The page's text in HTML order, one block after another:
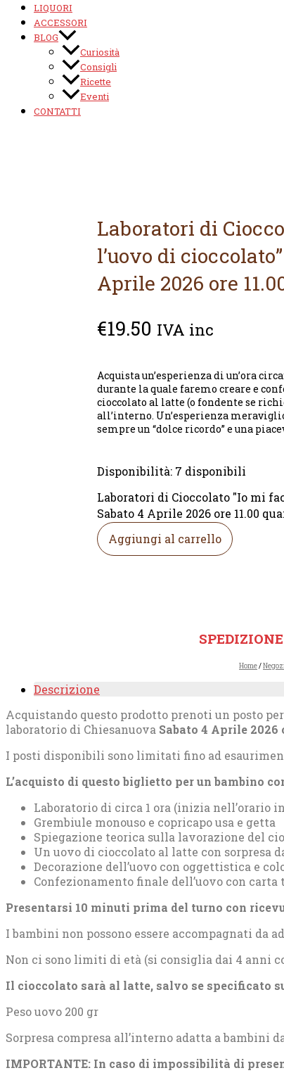
LIQUORI
ACCESSORI
BLOG
Curiosità
Consigli
Ricette
Eventi
CONTATTI
Laboratori di
l’uovo di
Aprile 2026 ore
€19.50 IVA inc
Acquista un’esperienza di un’ora
durante la quale faremo creare e
cioccolato al latte (o fondente se
all’interno. Un’esperienza
sempre un “dolce ricordo” e una
Disponibilità: 7 disponibili
Laboratori di Cioccolato "Io mi
Sabato 4 Aprile 2026 ore 11.00
Aggiungi al carrello
Home/
Descrizione
Acquistando questo prodotto prenoti un posto
laboratorio di Chiesanuova Sabato 4 Aprile 2026
I posti disponibili sono limitati fino ad
L’acquisto di questo biglietto per un bambino
Laboratorio di circa 1 ora (inizia nell’orario
Grembiule monouso e copricapo usa e getta
Spiegazione teorica sulla lavorazione del
Un uovo di cioccolato al latte con sorpresa
Decorazione dell’uovo con oggettistica e
Confezionamento finale dell’uovo con
Presentarsi 10 minuti prima del turno con
I bambini non possono essere accompagnati da
Non ci sono limiti di età (si consiglia dai 4 anni
Il cioccolato sarà al latte, salvo se specificato
Peso uovo 200 gr
Sorpresa compresa all’interno adatta a bambini
IMPORTANTE: In caso di impossibilità di